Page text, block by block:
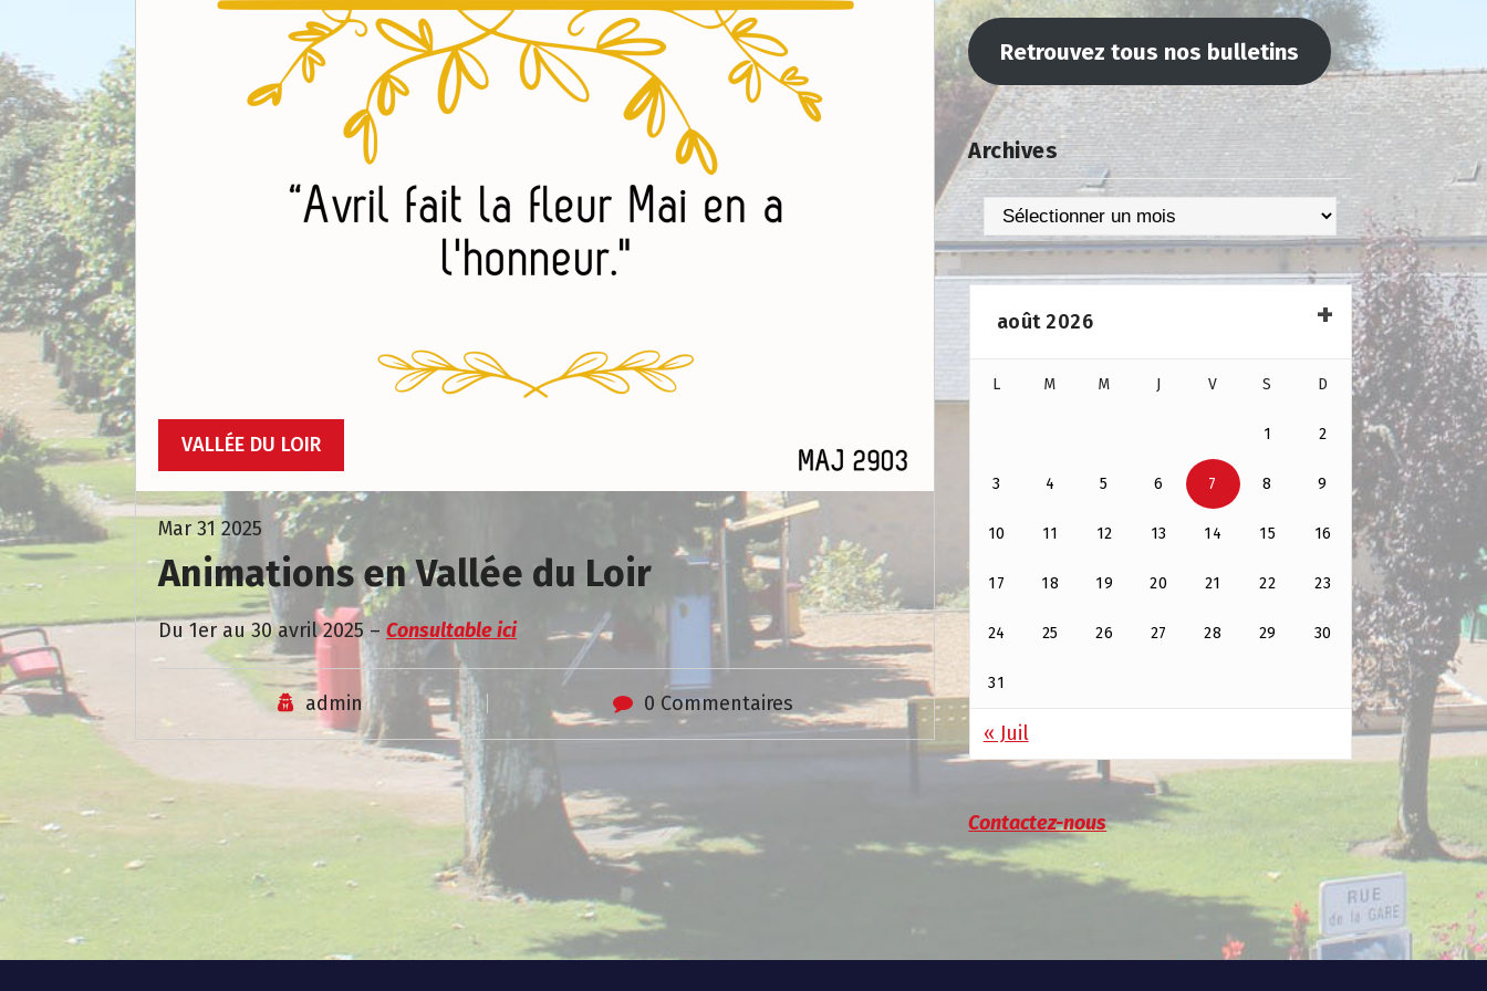
VALLÉE DU LOIR
Mar 31 2025
Animations en Vallée du Loir
Du 1er au 30 avril 2025 – Consultable ici
admin 0 Commentaires
Retrouvez tous nos bulletins
Archives
Archives
août 2026
L M M J V S D
1 2
3 4 5 6 7 8 9
10 11 12 13 14 15 16
17 18 19 20 21 22 23
24 25 26 27 28 29 30
31
« Juil
Contactez-nous